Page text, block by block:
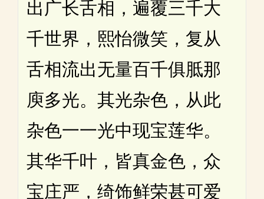
出广长舌相，遍覆三千大
千世界，熙怡微笑，复从
舌相流出无量百千俱胝那
庾多光。其光杂色，从此
杂色一一光中现宝莲华。
其华千叶，皆真金色，众
宝庄严，绮饰鲜荣甚可爱